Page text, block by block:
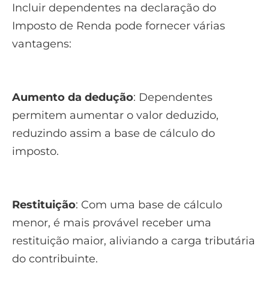
Incluir dependentes na declaração do
Imposto de Renda pode fornecer várias
vantagens:
Aumento da dedução: Dependentes
permitem aumentar o valor deduzido,
reduzindo assim a base de cálculo do
imposto.
Restituição: Com uma base de cálculo
menor, é mais provável receber uma
restituição maior, aliviando a carga tributária
do contribuinte.